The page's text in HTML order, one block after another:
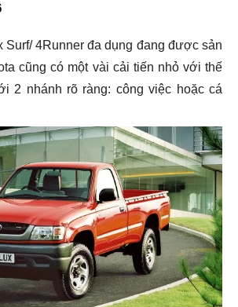
Surf/ 4Runner đa dụng đang được sản
cũng có một vài cải tiến nhỏ với thế
2 nhánh rõ ràng: công việc hoặc cá